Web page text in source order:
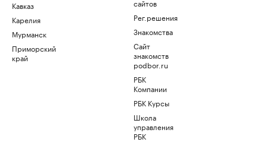
Кавказ
Карелия
Мурманск
Приморский
край
сайтов
Рег.решения
Знакомства
Сайт
знакомств
podbor.ru
РБК
Компании
РБК Курсы
Школа
управления
РБК